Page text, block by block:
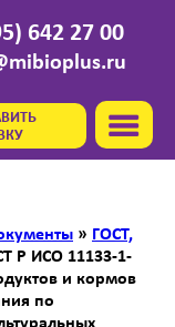
642 27 00
» ГОСТ,
Р ИСО 11133-1-
и кормов
по